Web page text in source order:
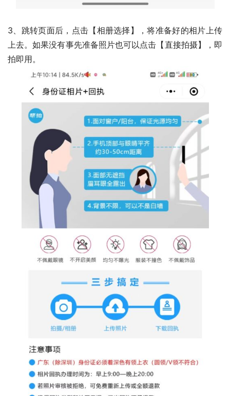
3、跳转页面后，点击【相册选择】，将准备好的相片上传
上去。如果没有事先准备照片也可以点击【直接拍摄】，即
拍即用。